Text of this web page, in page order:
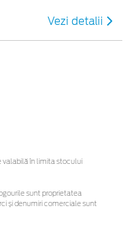
Vezi detalii
valabilă în limita stocului
sunt proprietatea
și denumiri comerciale sunt